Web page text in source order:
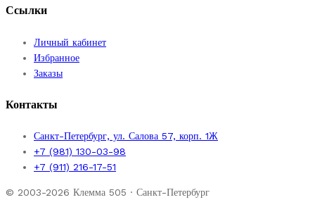
Ссылки
Личный кабинет
Избранное
Заказы
Контакты
Санкт-Петербург, ул. Салова 57, корп. 1Ж
+7 (981) 130-03-98
+7 (911) 216-17-51
© 2003-2026 Клемма 505 · Санкт-Петербург